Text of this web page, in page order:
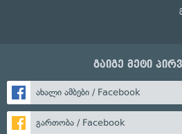
გაიგე მეტი
ახალი ამბები / Facebook
გართობა / Facebook